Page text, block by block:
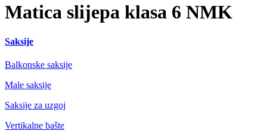
Matica slijepa klasa 6 NMK
Saksije
Balkonske saksije
Male saksije
Saksije za uzgoj
Vertikalne bašte